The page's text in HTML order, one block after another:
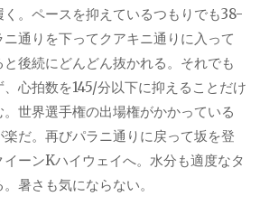
。ペースを抑えているつもりでも38-
ニ通りを下ってクアキニ通りに入って
後続にどんどん抜かれる。それでも
、心拍数を145/分以下に抑えることだけ
世界選手権の出場権がかかっている
だ。再びパラニ通りに戻って坂を登
イーンKハイウェイへ。水分も適度なタ
暑さも気にならない。